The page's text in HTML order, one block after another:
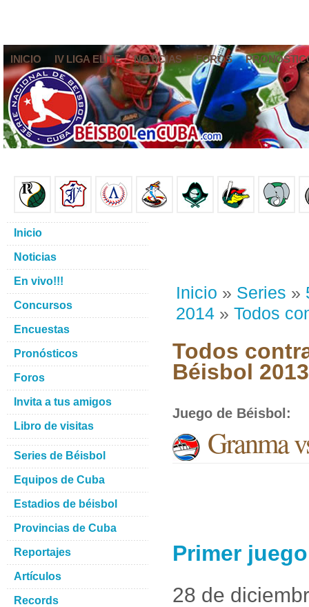
INICIO IV LIGA ELITE NOTICIAS FOROS
Inicio » Series »
2014 » Todos
Todos
Béisbol
Juego de Béisbol :
Granma
Primer
28 de
Inicio
Noticias
En vivo!!!
Concursos
Encuestas
Pronósticos
Foros
Invita a tus amigos
Libro de visitas
Series de Béisbol
Equipos de Cuba
Estadios de béisbol
Provincias de Cuba
Reportajes
Artículos
Records